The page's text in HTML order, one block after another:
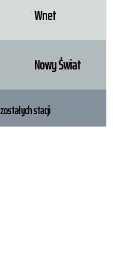
Wnet
Nowy Świat
stacji